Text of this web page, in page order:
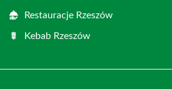
Restauracje Rzeszów
Kebab Rzeszów